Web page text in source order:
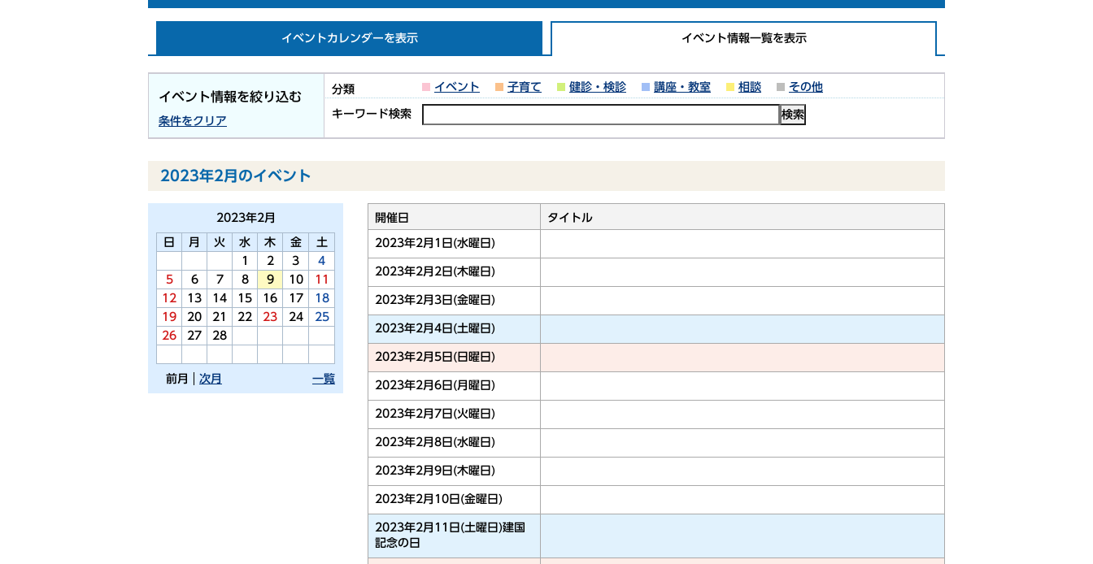
イベントカレンダーを表示 イベント情報一覧を表示
イベント情報を絞り込む
条件をクリア
分類 イベント 子育て 健診・検診 講座・教室 相談 その他
キーワード検索
2023年2月のイベント
2023年2月
日 月 火 水 木 金
土
1
2 3
4
5
6 7 8 9 10
11
12
13 14 15 16 17
18
19
20 21 22 23 24
25
26
27 28
前月 一覧
次月
開催日 タイトル
2023年2月1日(水曜日)
2023年2月2日(木曜日)
2023年2月3日(金曜日)
2023年2月4日(土曜日)
2023年2月5日(日曜日)
2023年2月6日(月曜日)
2023年2月7日(火曜日)
2023年2月8日(水曜日)
2023年2月9日(木曜日)
2023年2月10日(金曜日)
2023年2月11日(土曜日)建国
記念の日